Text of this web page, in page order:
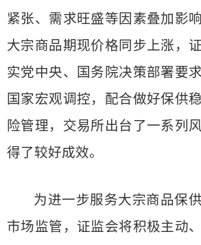
紧张、需求旺盛等因素叠加影
大宗商品期现价格同步上涨，
实党中央、国务院决策部署要
国家宏观调控，配合做好保供
险管理，交易所出台了一系列
得了较好成效。
为进一步服务大宗商品保
市场监管，证监会将积极主动